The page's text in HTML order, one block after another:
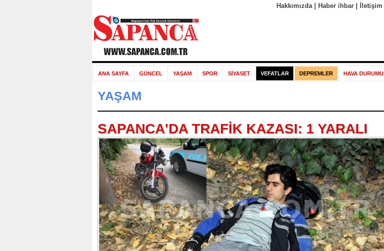
Hakkımızda| Haber ihbar| İletişim
ANA SAYFA GÜNCEL YAŞAM SPOR SİYASET VEFATLAR DEPREMLER HAVA DURUMU
YAŞAM
SAPANCA'DA TRAFİK KAZASI: 1 YARALI